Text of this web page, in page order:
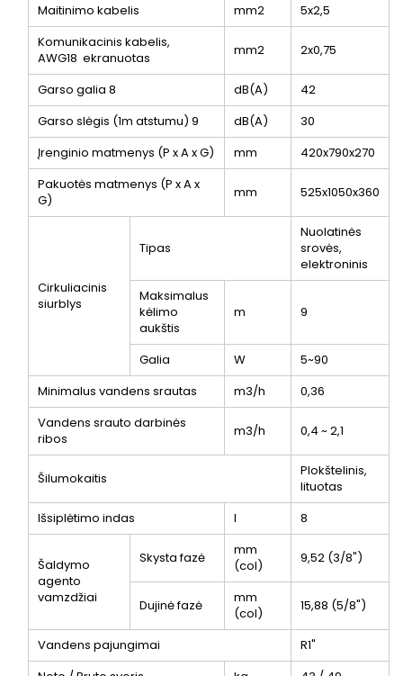
Maitinimo kabelis
mm2
5x2,5
Komunikacinis kabelis,
AWG18 ekranuotas
mm2 2x0,75
Garso galia 8 dB(A)
42
Garso slėgis (1m atstumu) 9 dB(A)
30
Įrenginio matmenys (P x A x G)
mm
420x790x270
Pakuotės matmenys (P x A x
G)
mm 525x1050x360
Cirkuliacinis
siurblys
Tipas
Nuolatinės
srovės,
elektroninis
Maksimalus
kėlimo
aukštis
m 9
Galia W
5~90
Minimalus vandens srautas
m3/h
0,36
Vandens srauto darbinės
ribos
m3/h 0,4 ~ 2,1
Šilumokaitis
Plokštelinis,
lituotas
Išsiplėtimo indas
l 8
Šaldymo
agento
vamzdžiai
Skysta fazė
mm
(col)
9,52 (3/8")
Dujinė fazė
mm
(col)
15,88 (5/8")
Vandens pajungimai
R1"